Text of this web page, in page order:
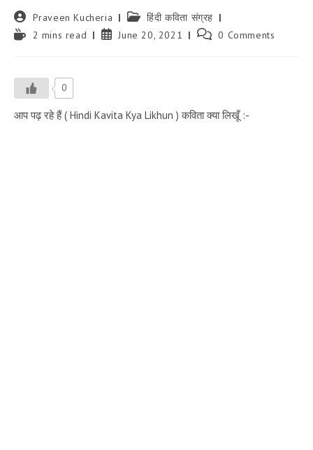
Post
author:
Praveen Kucheria
Post
category:
हिंदी कविता संग्रह
Reading2 mins read
PostJune 20, 2021
Post 0 Comments
0
आप पढ़ रहे हैं ( Hindi Kavita Kya Likhun ) कविता क्या लिखूँ :-